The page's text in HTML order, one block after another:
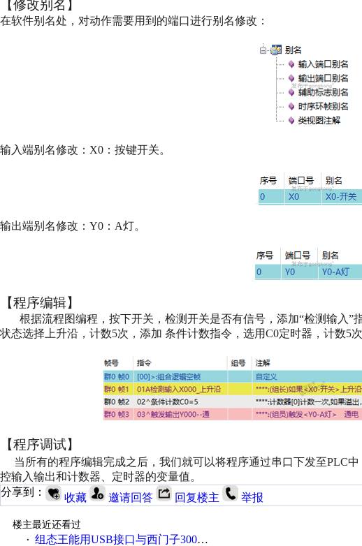
【修改别名】
在软件别名处，对动作需要用到的端口进行别名修改：
输入端别名修改：X0：按键开关。
输出端别名修改：Y0：A灯。
【程序编辑】
根据流程图编程，按下开关，检测开关是否有信号，添加“检测输入”
状态选择上升沿，计数5次，添加 条件计数指令，选用C0定时器，计数5
【程序调试】
当所有的程序编辑完成之后，我们就可以将程序通过串口下发至PLC中
控输入输出和计数器、定时器的变量值。
分享到：
收藏 邀请回答 回复楼主 举报
楼主最近还看过
· 组态王能用USB接口与西门子300PLC通讯么？